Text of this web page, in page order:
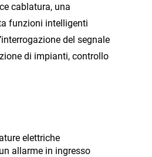
cablatura, una
funzioni intelligenti
del segnale
di impianti, controllo
elettriche
allarme in ingresso